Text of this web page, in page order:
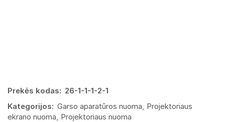
Prekės kodas: 26-1-1-1-2-1
Kategorijos: Garso aparatūros nuoma, Projektoriaus
ekrano nuoma, Projektoriaus nuoma